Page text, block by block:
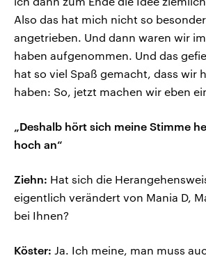
Also das hat mich nicht so
angetrieben. Und dann waren wir
haben aufgenommen. Und das
hat so viel Spaß gemacht, dass wir
haben: So, jetzt machen wir eben
„Deshalb hört sich meine Stimme
hoch an“
Ziehn: Hat sich die
eigentlich verändert von Mania D,
bei Ihnen?
Köster: Ja. Ich meine, man muss